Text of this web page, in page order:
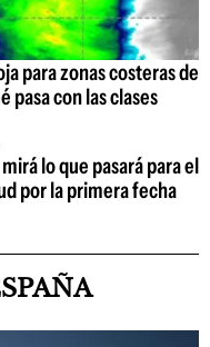
para zonas costeras de
pasa con las clases
lo que pasará para el
por la primera fecha